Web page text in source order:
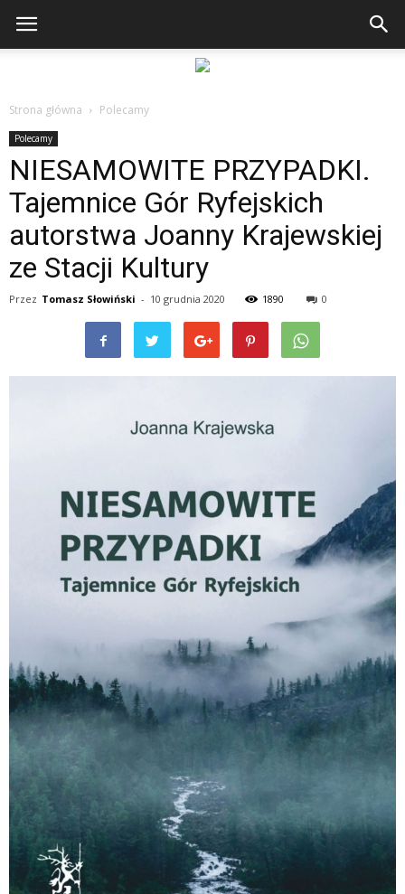
Strona główna Polecamy
Polecamy
NIESAMOWITE PRZYPADKI.
Tajemnice Gór Ryfejskich
autorstwa Joanny Krajewskiej
ze Stacji Kultury
Przez Tomasz Słowiński - 10 grudnia 2020 1890 0